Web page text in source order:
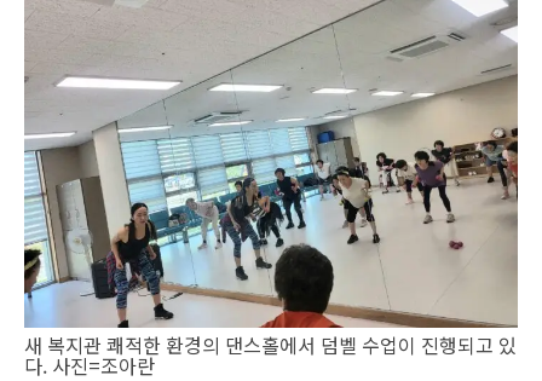
새 복지관 쾌적한 환경의 댄스홀에서 덤벨 수업이 진행되고 있
다. 사진=조아란